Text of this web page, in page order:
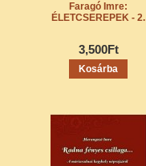
Faragó Imre:
ÉLETCSEREPEK - 2.
3,500Ft